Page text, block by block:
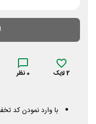
2لایک 0 نظر
با وارد نمودن کد